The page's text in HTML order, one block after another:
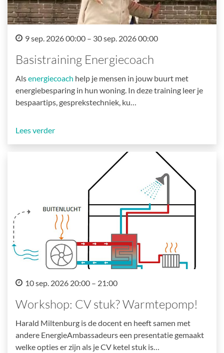
9 sep. 2026 00:00 – 30 sep. 2026 00:00
Basistraining Energiecoach
Alsenergiecoach help je mensen in jouw buurt met
energiebesparing in hun woning. In deze training leer je
bespaartips, gesprekstechniek, ku…
Lees verder
10 sep. 2026 20:00 – 21:00
Workshop: CV stuk? Warmtepomp!
Harald Miltenburg is de docent en heeft samen met
andere EnergieAmbassadeurs een presentatie gemaakt
welke opties er zijn als je CV ketel stuk is…